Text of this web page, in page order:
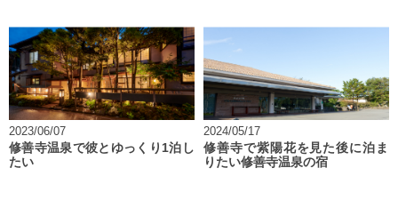
2023/06/07
修善寺温泉で彼とゆっくり1泊し
たい
2024/05/17
修善寺で紫陽花を見た後に泊ま
りたい修善寺温泉の宿